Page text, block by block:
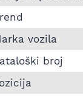
vozila
broj